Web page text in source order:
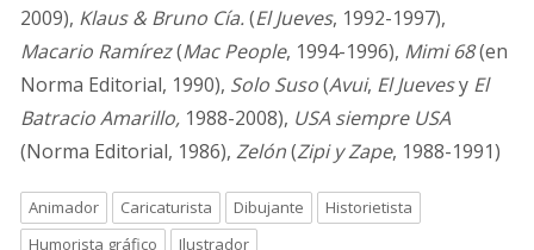
2009), Klaus & Bruno Cía.(El Jueves, 1992-1997),
Macario Ramírez(Mac People, 1994-1996), Mimi 68(en
Norma Editorial, 1990), Solo Suso(Avui, El JuevesyEl
Batracio Amarillo, 1988-2008), USA siempre USA
(Norma Editorial, 1986), Zelón(Zipi y Zape, 1988-1991)
Animador Caricaturista Dibujante
Historietista
Humorista gráfico
Ilustrador